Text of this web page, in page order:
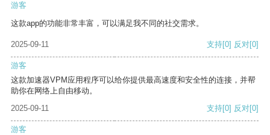
游客
这款app的功能非常丰富，可以满足我不同的社交需求。
2025-09-11 支持[0] 反对[0]
游客
这款加速器VPM应用程序可以给你提供最高速度和安全性的连接，并帮
助你在网络上自由移动。
2025-09-11
支持[0] 反对[0]
游客